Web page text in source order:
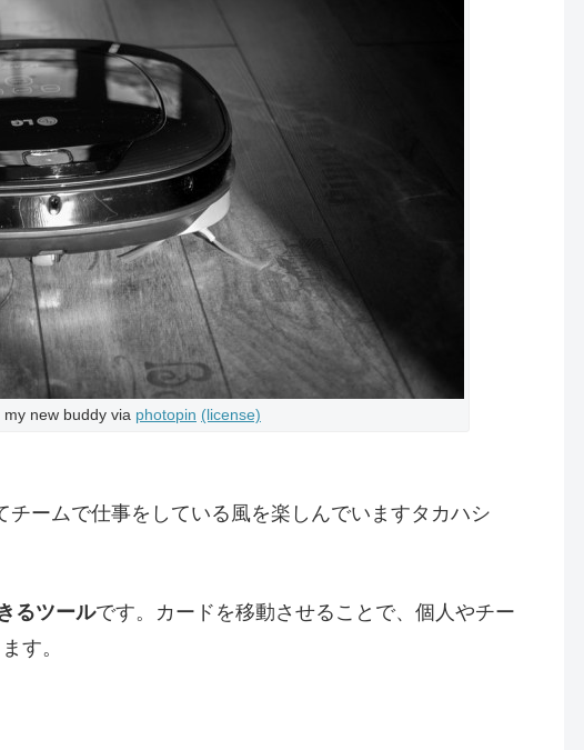
new buddy via photopin (license)
ームで仕事をしている風を楽しんでいますタカハシ
るツールです。カードを移動させることで、個人やチー
す。